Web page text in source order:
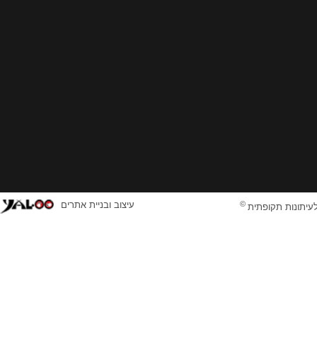
תקופתית © עיצוב ובניית אתרים